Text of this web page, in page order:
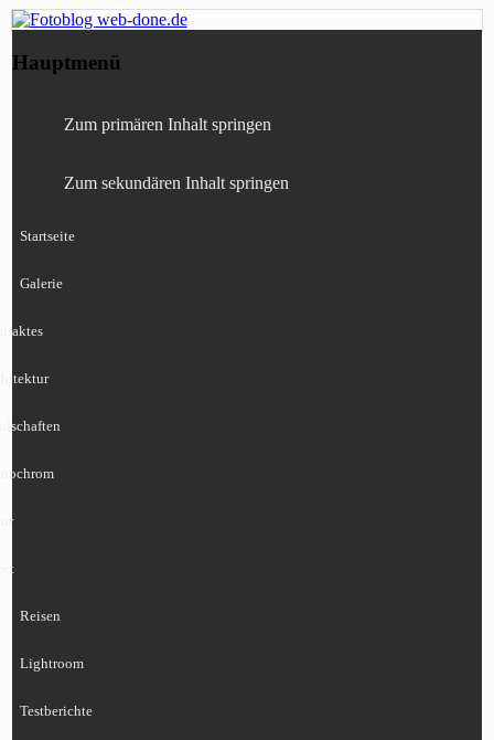
Fotoblog web-done.de
Canon, Nikon, Sony
Hauptmenü
Zum primären Inhalt springen
Zum sekundären Inhalt springen
Startseite
Galerie
Reisen
Lightroom
Testberichte